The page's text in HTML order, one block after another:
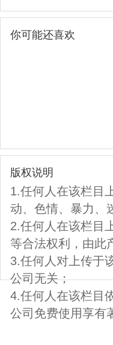
你可能还喜欢
版权说明
1.任何人在该栏目
动、色情、暴力、
2.任何人在该栏目
等合法权利，由此
3.任何人对上传于
公司无关；
4.任何人在该栏目
公司免费使用享有